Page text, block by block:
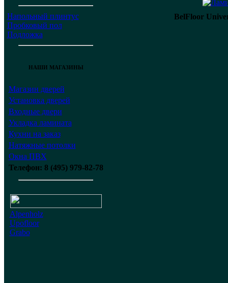
Напольный плинтус
Пробковый пол
Подложка
НАШИ МАГАЗИНЫ
Магазин дверей
Установка дверей
Входные двери
Укладка ламината
Кухни на заказ
Натяжные потолки
Окна ПВХ
Телефон: 8 (495) 979-82-78
Alpenholz
Upofloor
Grabo
BelFloor